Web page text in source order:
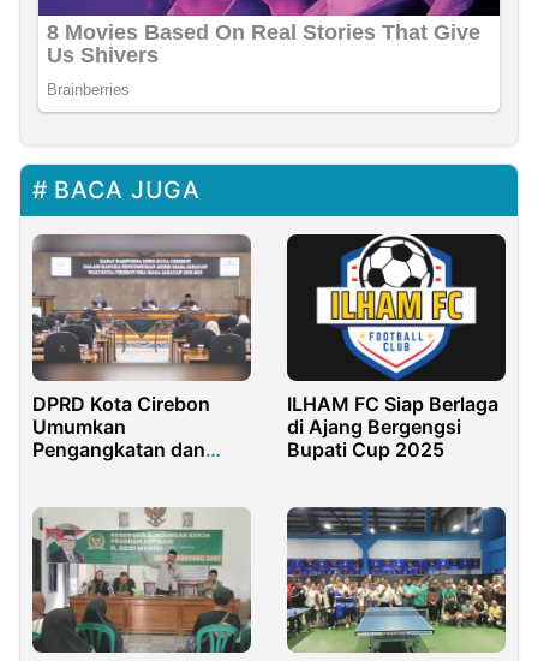
BACA JUGA
DPRD Kota Cirebon
Umumkan
Pengangkatan dan
Masa Jabatan 2018-
2023
ILHAM FC Siap Berlaga
di Ajang Bergengsi
Bupati Cup 2025